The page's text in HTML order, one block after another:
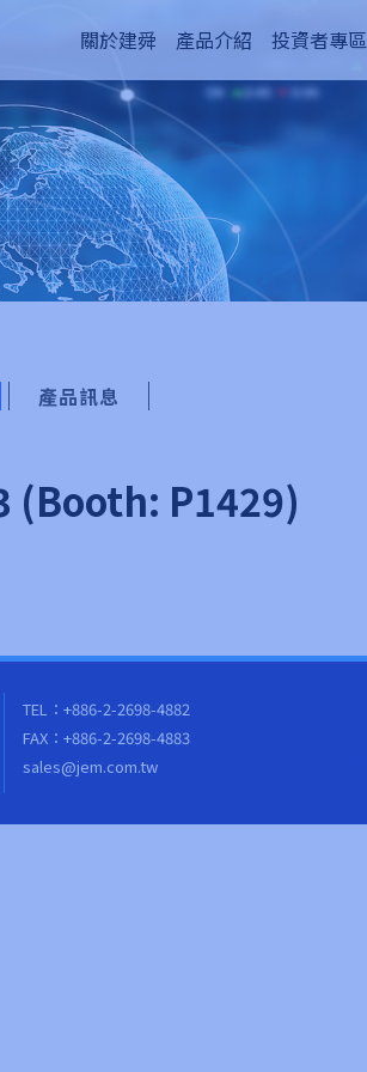
關於建舜 產品介紹 投資者專區
產品訊息
(Booth: P1429)
TEL：+886-2-2698-4882
FAX：+886-2-2698-4883
sales@jem.com.tw